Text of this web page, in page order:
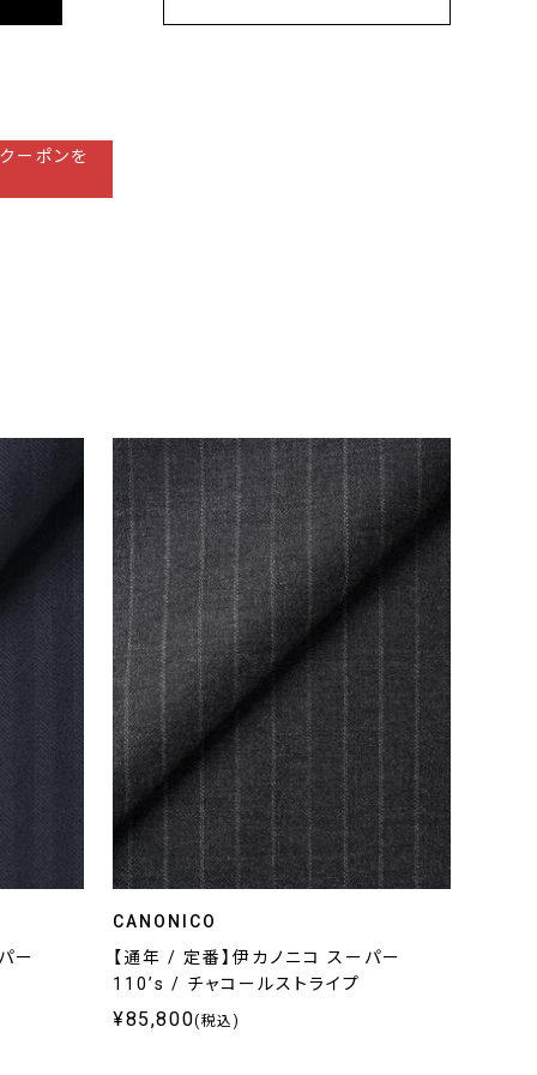
ーポンを
ー
CANONICO
【通年 / 定番】伊カノニコ スーパー
110’s / チャコールストライプ
¥85,800(税込)